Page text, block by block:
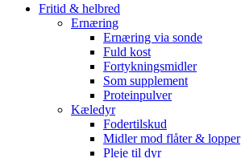
Fritid & helbred
Ernæring
Ernæring via sonde
Fuld kost
Fortykningsmidler
Som supplement
Proteinpulver
Kæledyr
Fodertilskud
Midler mod flåter & lopper
Pleje til dyr